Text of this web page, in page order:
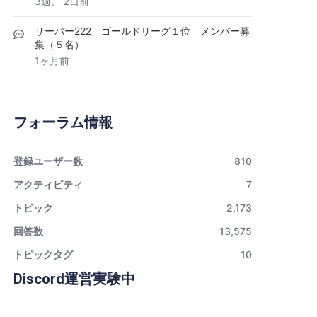
サーバー222 ゴールドリーグ１位 メンバー募
集（５名）
1ヶ月前
フォーラム情報
登録ユーザー数
810
アクティビティ
7
トピック
2,173
回答数
13,575
トピックタグ
10
Discord運営実験中